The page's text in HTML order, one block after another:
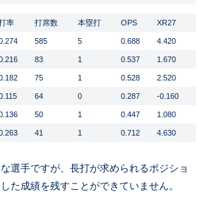
率 打席数 本塁打 OPS XR27
585 5 0.688 4.420
83 1 0.537 1.670
75 1 0.528 2.520
64 0 0.287 -0.160
50 1 0.447 1.080
41 1 0.712 4.630
選手ですが、長打が求められるポジショ
た成績を残すことができていません。